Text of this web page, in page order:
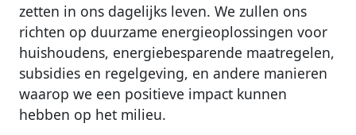
zetten in ons dagelijks leven. We zullen ons
richten op duurzame energieoplossingen voor
huishoudens, energiebesparende maatregelen,
subsidies en regelgeving, en andere manieren
waarop we een positieve impact kunnen
hebben op het milieu.